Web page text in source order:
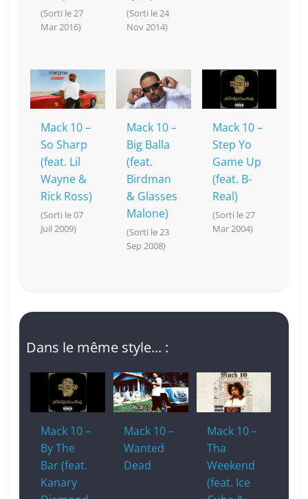
(Sorti le 27
Mar 2016)
(Sorti le 24
Nov 2014)
Mack 10 –
So Sharp
(feat. Lil
Wayne &
Rick Ross)
(Sorti le 07
Juil 2009)
Mack 10 –
Big Balla
(feat.
Birdman
& Glasses
Malone)
(Sorti le 23
Sep 2008)
Mack 10 –
Step Yo
Game Up
(feat. B-
Real)
(Sorti le 27
Mar 2004)
Dans le même style... :
Mack 10 –
By The
Bar (feat.
Kanary
Mack 10 –
Wanted
Dead
Mack 10 –
Tha
Weekend
(feat. Ice